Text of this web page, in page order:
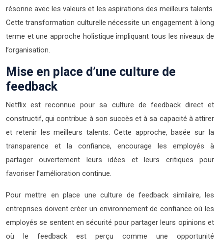
résonne avec les valeurs et les aspirations des meilleurs talents.
Cette transformation culturelle nécessite un engagement à long
terme et une approche holistique impliquant tous les niveaux de
l’organisation.
Mise en place d’une culture de
feedback
Netflix est reconnue pour sa culture de feedback direct et
constructif, qui contribue à son succès et à sa capacité à attirer
et retenir les meilleurs talents. Cette approche, basée sur la
transparence et la confiance, encourage les employés à
partager ouvertement leurs idées et leurs critiques pour
favoriser l’amélioration continue.
Pour mettre en place une culture de feedback similaire, les
entreprises doivent créer un environnement de confiance où les
employés se sentent en sécurité pour partager leurs opinions et
où le feedback est perçu comme une opportunité